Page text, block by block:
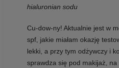
hialuronian sodu
Cu-dow-ny! Aktualnie jest w
spf, jakie miałam okazję
lekki, a przy tym odżywczy i
sprawdza się pod makijaż,